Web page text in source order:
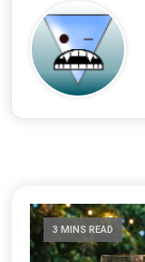
3 MINS READ